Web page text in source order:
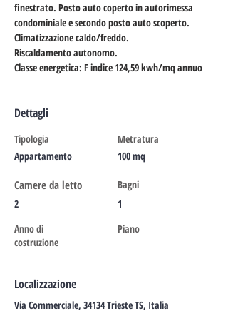
finestrato. Posto auto coperto in autorimessa
condominiale e secondo posto auto scoperto.
Climatizzazione caldo/freddo.
Riscaldamento autonomo.
Classe energetica: F indice 124,59 kwh/mq annuo
Dettagli
Tipologia
Appartamento
Camere da letto
2
Anno di
costruzione
Metratura
100 mq
Bagni
1
Piano
Localizzazione
Via Commerciale, 34134 Trieste TS, Italia